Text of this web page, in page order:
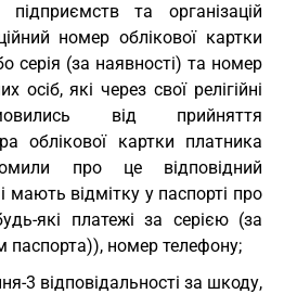
та організацій
номер облікової картки
серія (за наявності) та номер
осіб, які через свої релігійні
від прийняття
облікової картки платника
про це відповідний
відмітку у паспорті про
які платежі за серією (за
паспорта)), номер телефону;
3 відповідальності за шкоду,